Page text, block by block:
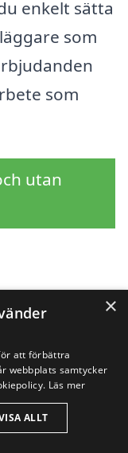
enkelt sätta
som
som
utan
×
att förbättra
webbplats samtycker
Läs mer
ALLT